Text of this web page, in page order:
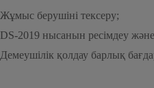
Жұмыс берушіні тексеру;
DS-2019 нысанын ресімдеу
Демеушілік қолдау барлық